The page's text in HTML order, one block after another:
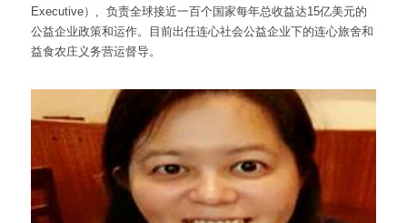
Executive）,  负责全球接近一百个国家每年总收益达15亿美元的
公益企业政策和运作。目前出任连心社会公益企业下的连心旅舍和
益食农庄义务营运督导。